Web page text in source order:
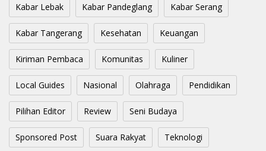
Kabar Lebak Kabar Pandeglang Kabar Serang
Kabar Tangerang Kesehatan Keuangan
Kiriman Pembaca Komunitas Kuliner
Local Guides Nasional Olahraga Pendidikan
Pilihan Editor Review Seni Budaya
Sponsored Post Suara Rakyat Teknologi